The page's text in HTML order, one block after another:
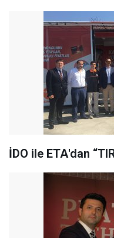
İDO ile ETA'dan